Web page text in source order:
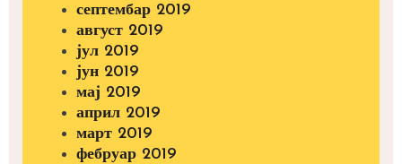
септембар 2019
август 2019
јул 2019
јун 2019
мај 2019
април 2019
март 2019
фебруар 2019